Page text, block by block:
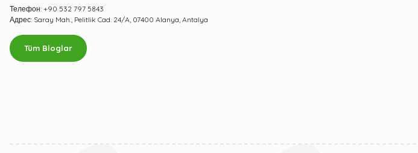
Телефон: +90 532 797 5843
Адрес: Saray Mah., Pelitlik Cad. 24/A, 07400 Alanya, Antalya
Tüm Bloglar